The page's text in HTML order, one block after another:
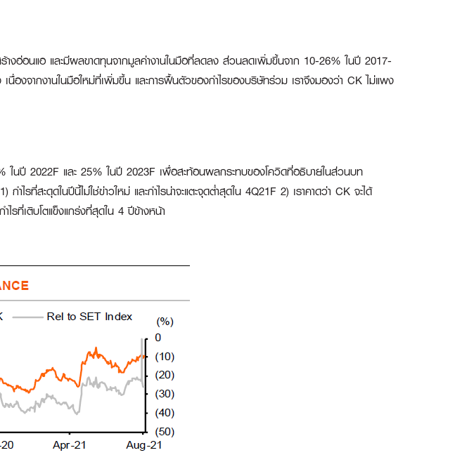
งอ่อนแอ และมีผลขาดทุนจากมูลค่างานในมือที่ลดลง ส่วนลดเพิ่มขึ้นจาก 10-26% ในปี 2017-
งจากงานในมือใหม่ที่เพิ่มขึ้น และการฟื้นตัวของกำไรของบริษัทร่วม เราจึงมองว่า CK ไม่แพง
ในปี 2022F และ 25% ในปี 2023F เพื่อสะท้อนผลกระทบของโควิดที่อธิบายในส่วนบท
รที่สะดุดในปีนี้ไม่ใช่ข่าวใหม่ และกำไรน่าจะแตะจุดต่ำสุดใน 4Q21F 2) เราคาดว่า CK จะได้
รที่เติบโตแข็งแกร่งที่สุดใน 4 ปีข้างหน้า